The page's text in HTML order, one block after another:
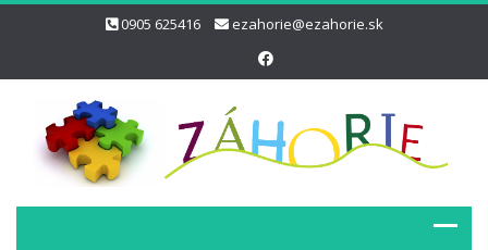
0905 625416 ezahorie@ezahorie.sk